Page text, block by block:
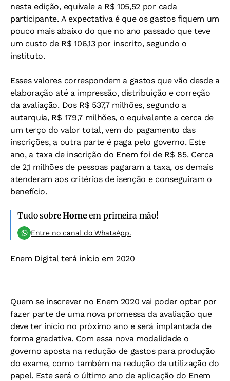
nesta edição, equivale a R$ 105,52 por cada
participante. A expectativa é que os gastos fiquem um
pouco mais abaixo do que no ano passado que teve
um custo de R$ 106,13 por inscrito, segundo o
instituto.
Esses valores correspondem a gastos que vão desde a
elaboração até a impressão, distribuição e correção
da avaliação. Dos R$ 537,7 milhões, segundo a
autarquia, R$ 179,7 milhões, o equivalente a cerca de
um terço do valor total, vem do pagamento das
inscrições, a outra parte é paga pelo governo. Este
ano, a taxa de inscrição do Enem foi de R$ 85. Cerca
de 2,1 milhões de pessoas pagaram a taxa, os demais
atenderam aos critérios de isenção e conseguiram o
benefício.
Tudo sobreHomeem primeira mão!
Entre no canal do WhatsApp.
Enem Digital terá início em 2020
Quem se inscrever no Enem 2020 vai poder optar por
fazer parte de uma nova promessa da avaliação que
deve ter início no próximo ano e será implantada de
forma gradativa. Com essa nova modalidade o
governo aposta na redução de gastos para produção
do exame, como também na redução da utilização do
papel. Este será o último ano de aplicação do Enem